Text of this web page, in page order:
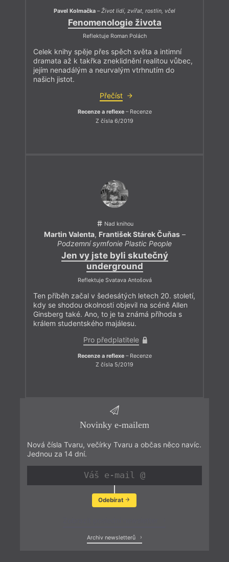
Pavel Kolmačka –Život lidí, zvířat, rostlin, včel
Fenomenologie života
Reflektuje Roman Polách
Celek knihy spěje přes spěch světa a intimní
dramata až k takřka zneklidnění realitou vůbec,
jejím nenadálým a neurvalým vtrhnutím do
našich jistot.
Přečíst
Recenze a reflexe– Recenze
Z čísla 6/2019
Nad knihou
Martin Valenta, František Stárek Čuňas–
Podzemní symfonie Plastic People
Jen vy jste byli skutečný
underground
Reflektuje Svatava Antošová
Ten příběh začal v šedesátých letech 20. století,
kdy se shodou okolnosti objevil na scéně Allen
Ginsberg také. Ano, to je ta známá příhoda s
králem studentského majálesu.
Pro předplatitele
Recenze a reflexe– Recenze
Z čísla 5/2019
Novinky e-mailem
Nová čísla Tvaru, večírky Tvaru a občas něco navíc.
Jednou za 14 dní.
Odebírat
Archiv newsletterů